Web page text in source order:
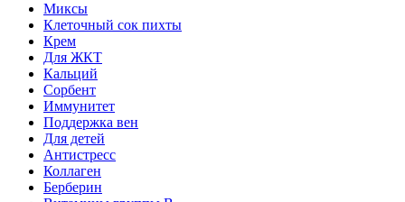
Миксы
Клеточный сок пихты
Крем
Для ЖКТ
Кальций
Сорбент
Иммунитет
Поддержка вен
Для детей
Антистресс
Коллаген
Берберин